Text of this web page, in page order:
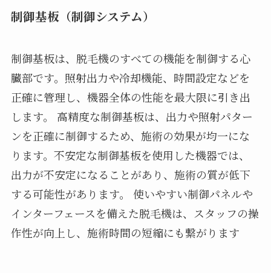
制御基板（制御システム）
制御基板は、脱毛機のすべての機能を制御する心
臓部です。照射出力や冷却機能、時間設定などを
正確に管理し、機器全体の性能を最大限に引き出
します。 高精度な制御基板は、出力や照射パター
ンを正確に制御するため、施術の効果が均一にな
ります。不安定な制御基板を使用した機器では、
出力が不安定になることがあり、施術の質が低下
する可能性があります。 使いやすい制御パネルや
インターフェースを備えた脱毛機は、スタッフの操
作性が向上し、施術時間の短縮にも繋がります